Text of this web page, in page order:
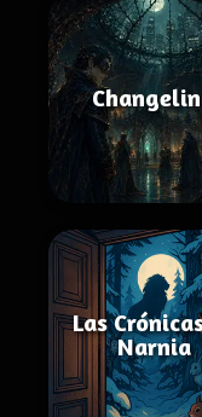
Las
Narnia